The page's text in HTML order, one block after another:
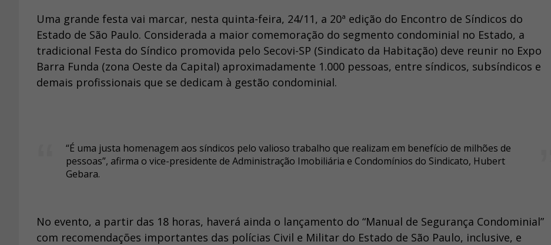
Uma grande festa vai marcar, nesta quinta-feira, 24/11, a 20ª edição do Encontro de Síndicos do
Estado de São Paulo. Considerada a maior comemoração do segmento condominial no Estado, a
tradicional Festa do Síndico promovida pelo Secovi-SP (Sindicato da Habitação) deve reunir no Expo
Barra Funda (zona Oeste da Capital) aproximadamente 1.000 pessoas, entre síndicos, subsíndicos e
demais profissionais que se dedicam à gestão condominial.
“É uma justa homenagem aos síndicos pelo valioso trabalho que realizam em benefício de milhões de
pessoas”, afirma o vice-presidente de Administração Imobiliária e Condomínios do Sindicato, Hubert
Gebara.
No evento, a partir das 18 horas, haverá ainda o lançamento do “Manual de Segurança Condominial”
com recomendações importantes das polícias Civil e Militar do Estado de São Paulo, inclusive, e